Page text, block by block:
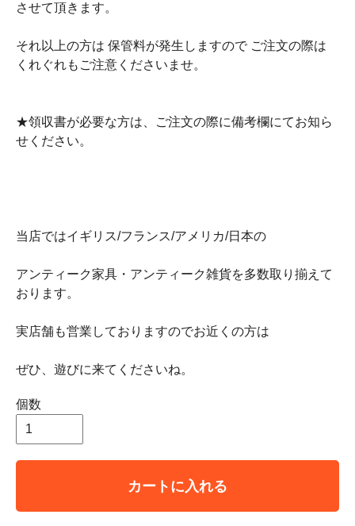
させて頂きます。
それ以上の方は 保管料が発生しますので ご注文の際は
くれぐれもご注意くださいませ。
★領収書が必要な方は、ご注文の際に備考欄にてお知ら
せください。
当店ではイギリス/フランス/アメリカ/日本の
アンティーク家具・アンティーク雑貨を多数取り揃えて
おります。
実店舗も営業しておりますのでお近くの方は
ぜひ、遊びに来てくださいね。
個数
カートに入れる